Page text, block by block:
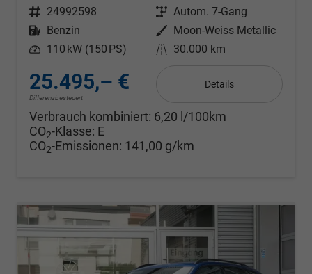
Fahrzeugnr. 24992598 Getriebe Autom. 7-Gang
Kraftstoff
Benzin Außenfarbe
Moon-Weiss Metallic
Leistung 110 kW (150 PS) Kilometerstand 30.000 km
25.495,– €
Differenzbesteuert
Details
Verbrauch kombiniert: 6,20 l/100km
CO2-Klasse: E
CO2-Emissionen: 141,00 g/km